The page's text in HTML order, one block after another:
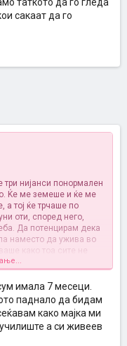
сакаат да го
нијанси понормален
Ќе ме земеше и ќе ме
а тој ќе трчаше по
оти, според него,
Да потенцирам дека
наместо да ужива во
како тоа сите не
кој бил добар а кој не.
друга тема е тоа
другите баба и дедо. Си
тоа што сакав. Ми
парк, па наваму
детето, има детето и
имала 7 месеци.
паднало да бидам
како мајка ми
а си живеев